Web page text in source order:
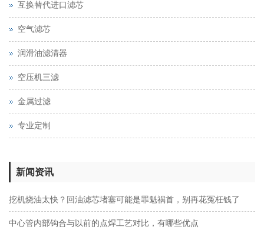
互换替代进口滤芯
空气滤芯
润滑油滤清器
空压机三滤
金属过滤
专业定制
新闻资讯
挖机烧油太快？回油滤芯堵塞可能是罪魁祸首，别再花冤枉钱了
中心管内部钩合与以前的点焊工艺对比，有哪些优点